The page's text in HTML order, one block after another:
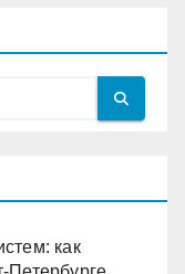
как